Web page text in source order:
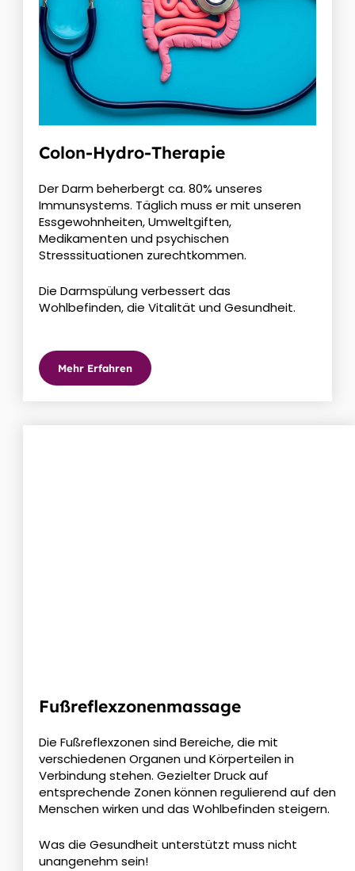
Colon-Hydro-Therapie
Der Darm beherbergt ca. 80% unseres
Immunsystems. Täglich muss er mit unseren
Essgewohnheiten, Umweltgiften,
Medikamenten und psychischen
Stresssituationen zurechtkommen.
Die Darmspülung verbessert das
Wohlbefinden, die Vitalität und Gesundheit.
Mehr Erfahren
Fußreflexzonenmassage
Die Fußreflexzonen sind Bereiche, die mit
verschiedenen Organen und Körperteilen in
Verbindung stehen. Gezielter Druck auf
entsprechende Zonen können regulierend auf den
Menschen wirken und das Wohlbefinden steigern.
Was die Gesundheit unterstützt muss nicht
unangenehm sein!